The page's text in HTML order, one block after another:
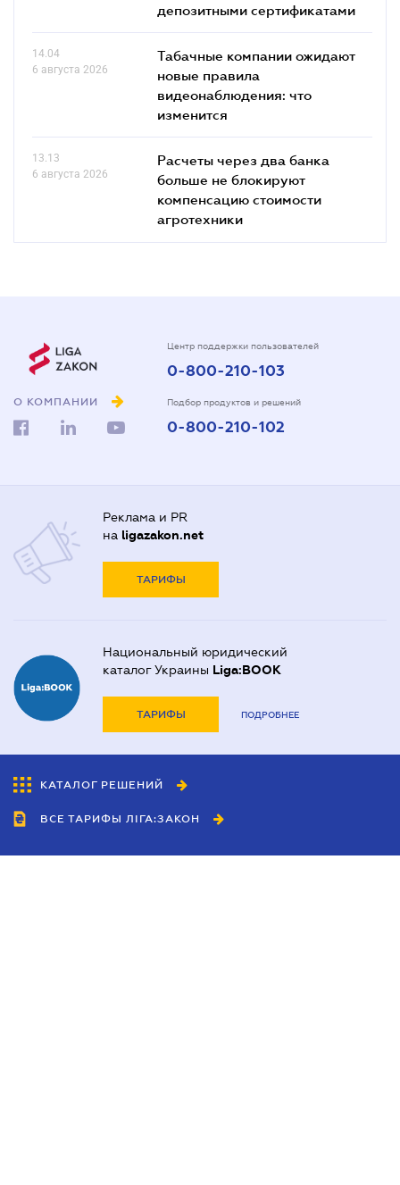
депозитными сертификатами
14.04
6 августа 2026
Табачные компании ожидают
новые правила
видеонаблюдения: что
изменится
13.13
6 августа 2026
Расчеты через два банка
больше не блокируют
компенсацию стоимости
агротехники
О КОМПАНИИ
Центр поддержки пользователей
0-800-210-103
Подбор продуктов и решений
0-800-210-102
Реклама и PR
на ligazakon.net
ТАРИФЫ
Национальный юридический
каталог Украины Liga:BOOK
ТАРИФЫ ПОДРОБНЕЕ
КАТАЛОГ РЕШЕНИЙ
ВСЕ ТАРИФЫ ЛІГА:ЗАКОН